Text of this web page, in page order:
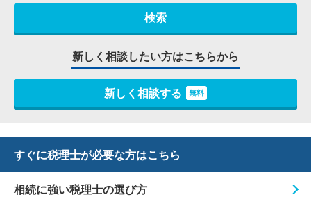
新しく相談したい方はこちらから
新しく相談する 無料
すぐに税理士が必要な方はこちら
相続に強い税理士の選び方